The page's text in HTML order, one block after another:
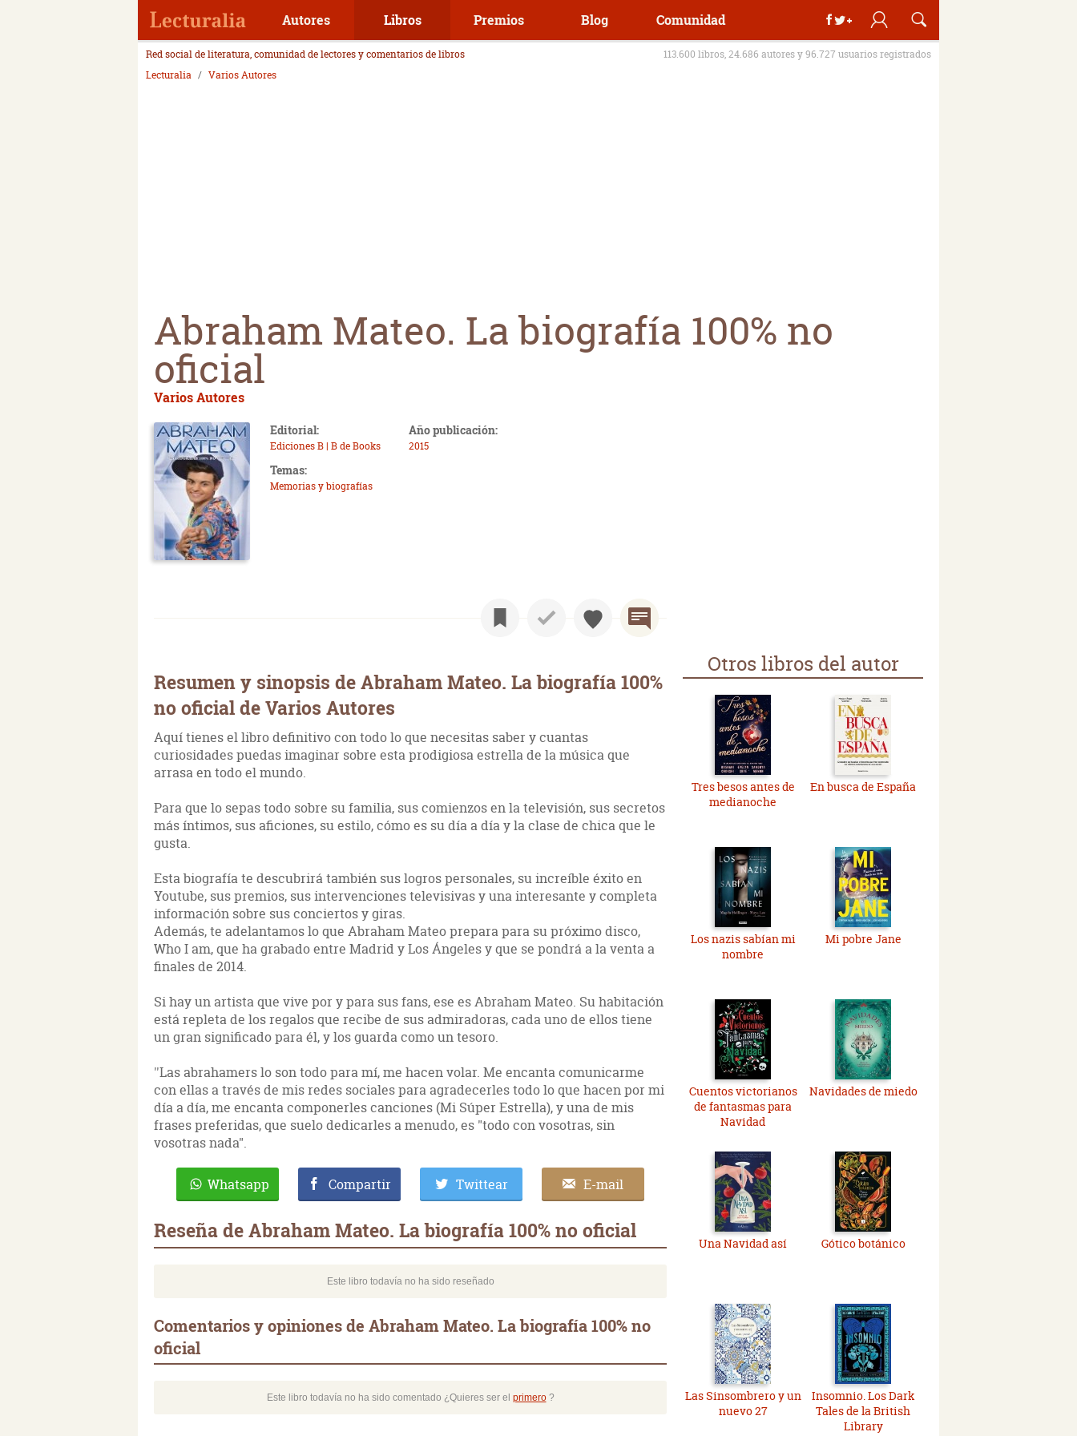
Autores Libros Premios Blog Comunidad
Red social de literatura, comunidad de lectores y comentarios de libros
113.600 libros, 24.686 autores y 96.727 usuarios registrados
Lecturalia
Varios Autores
Abraham Mateo. La biografía 100% no
oficial
Varios Autores
Editorial:
Ediciones B | B de Books
Año publicación:
2015
Temas:
Memorias y biografías
Resumen y sinopsis de Abraham Mateo. La biografía 100%
no oficial de Varios Autores
Aquí tienes el libro definitivo con todo lo que necesitas saber y cuantas
curiosidades puedas imaginar sobre esta prodigiosa estrella de la música que
arrasa en todo el mundo.
Para que lo sepas todo sobre su familia, sus comienzos en la televisión, sus secretos
más íntimos, sus aficiones, su estilo, cómo es su día a día y la clase de chica que le
gusta.
Esta biografía te descubrirá también sus logros personales, su increíble éxito en
Youtube, sus premios, sus intervenciones televisivas y una interesante y completa
información sobre sus conciertos y giras.
Además, te adelantamos lo que Abraham Mateo prepara para su próximo disco,
Who I am, que ha grabado entre Madrid y Los Ángeles y que se pondrá a la venta a
finales de 2014.
Si hay un artista que vive por y para sus fans, ese es Abraham Mateo. Su habitación
está repleta de los regalos que recibe de sus admiradoras, cada uno de ellos tiene
un gran significado para él, y los guarda como un tesoro.
''Las abrahamers lo son todo para mí, me hacen volar. Me encanta comunicarme
con ellas a través de mis redes sociales para agradecerles todo lo que hacen por mi
día a día, me encanta componerles canciones (Mi Súper Estrella), y una de mis
frases preferidas, que suelo dedicarles a menudo, es "todo con vosotras, sin
vosotras nada".
Whatsapp Compartir Twittear E-mail
Reseña de Abraham Mateo. La biografía 100% no oficial
Este libro todavía no ha sido reseñado
Comentarios y opiniones de Abraham Mateo. La biografía 100% no
oficial
Este libro todavía no ha sido comentado ¿Quieres ser el primero?
Otros libros del autor
Tres besos antes de
medianoche
En busca de España
Los nazis sabían mi
nombre
Mi pobre Jane
Cuentos victorianos
de fantasmas para
Navidad
Navidades de miedo
Una Navidad así Gótico botánico
Las Sinsombrero y un
nuevo 27
Insomnio. Los Dark
Tales de la British
Library